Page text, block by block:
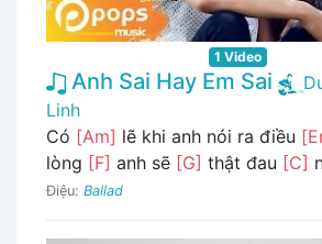
1 Video
Anh Sai Hay Em Sai
Linh
Có [Am] lẽ khi anh nói ra điều
lòng [F] anh sẽ [G] thật đau [C]
Điệu: Ballad